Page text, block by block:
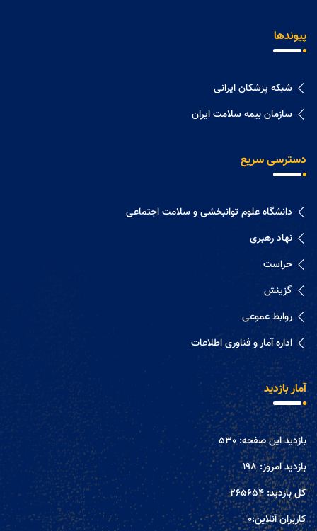
پیوندها
شبکه پزشکان ایرانی
سازمان بیمه سلامت ایران
دسترسی سریع
دانشگاه علوم توانبخشی و سلامت اجتماعی
نهاد رهبری
حراست
گزینش
روابط عموعی
اداره آمار و فناوری اطلاعات
آمار بازدید
بازدید این صفحه:530
بازدید امروز:198
کل بازدید:265654
کاربران آنلاین:0